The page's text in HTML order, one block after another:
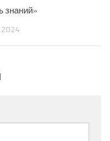
знаний»